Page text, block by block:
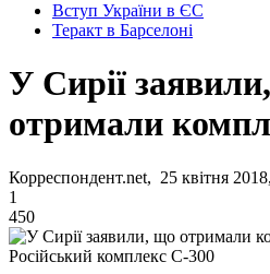
Вступ України в ЄС
Теракт в Барселоні
У Сирії
отримали
Корреспондент.net, 25 квітня
1
450
Російський комплекс С-300